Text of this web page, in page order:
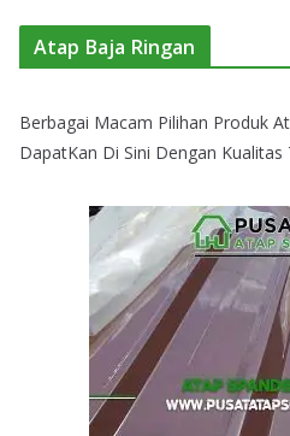
Atap Baja Ringan
Berbagai Macam Pilihan Produk
DapatKan Di Sini Dengan Kualitas